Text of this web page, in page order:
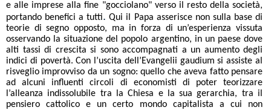
e alle imprese alla fine "gocciolano" verso il resto della società,
portando benefici a tutti. Qui il Papa asserisce non sulla base di
teorie di segno opposto, ma in forza di un’esperienza vissuta
osservando la situazione del popolo argentino, in un paese dove
alti tassi di crescita si sono accompagnati a un aumento degli
indici di povertà. Con l’uscita dell’Evangelii gaudium si assiste al
risveglio improvviso da un sogno: quello che aveva fatto pensare
ad alcuni influenti circoli di economisti di poter teorizzare
l’alleanza indissolubile tra la Chiesa e la sua gerarchia, tra il
pensiero cattolico e un certo mondo capitalista a cui non